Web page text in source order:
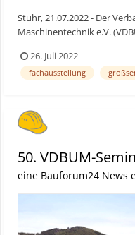
Stuhr, 21.07.2022 - Der
Maschinentechnik e.V.
Förderpreis“ verliehen. Die
DekenaMaschinentechnik
26. Juli 2022
fachausstellung
50. VDBUM-
eine Bauforum24 News